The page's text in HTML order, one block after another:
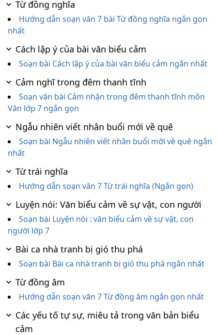
Từ đồng nghĩa
Hướng dẫn soạn văn 7 bài Từ đồng nghĩa ngắn gọn
nhất
Cách lập ý của bài văn biểu cảm
Soạn bài Cách lập ý của bài văn biểu cảm ngắn nhất
Cảm nghĩ trong đêm thanh tĩnh
Soạn văn bài Cảm nhận trong đêm thanh tĩnh môn
Văn lớp 7 ngắn gọn
Ngẫu nhiên viết nhân buổi mới về quê
Soạn bài Ngẫu nhiên viết nhân buổi mới về quê ngắn
nhất
Từ trái nghĩa
Hướng dẫn soạn văn 7 Từ trái nghĩa (Ngắn gọn)
Luyện nói: Văn biểu cảm về sự vật, con người
Soạn bài Luyện nói : văn biểu cảm về sự vật, con
người lớp 7
Bài ca nhà tranh bị gió thu phá
Soạn bài Bài ca nhà tranh bị gió thu phá ngắn nhất
Từ đồng âm
Hướng dẫn soạn văn 7 Từ đồng âm ngắn gọn nhất
Các yếu tố tự sự, miêu tả trong văn bản biểu
cảm